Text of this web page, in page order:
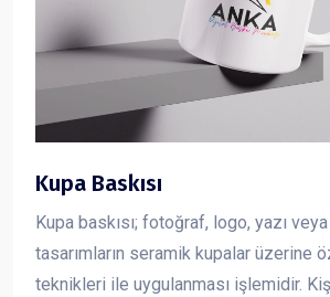
Kupa Baskısı
Kupa baskısı; fotoğraf, logo, yazı
tasarımların seramik kupalar üzerine
teknikleri ile uygulanması işlemidir.